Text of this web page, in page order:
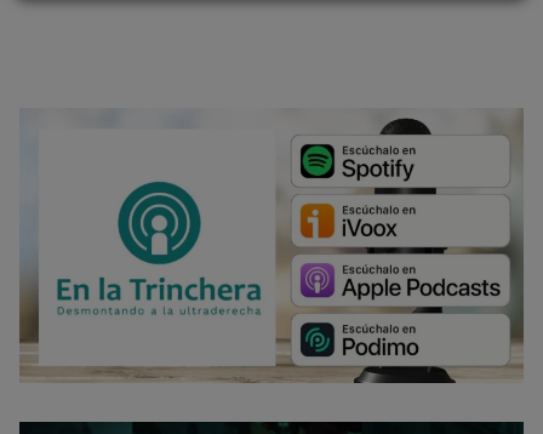
Aceptar cookies
Rechazar cookies Política de cookies